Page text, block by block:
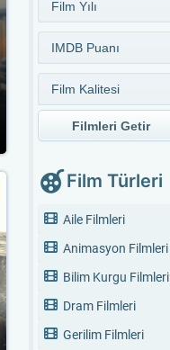
Filmleri Getir
Film Türleri
Aile Filmleri
Animasyon Filmleri
Bilim Kurgu Filmleri
Dram Filmleri
Gerilim Filmleri